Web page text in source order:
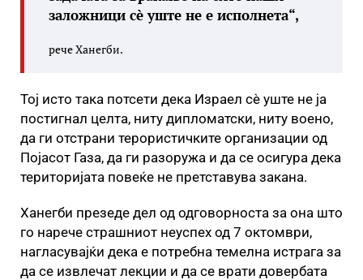
заложници сè уште не е исполнета“,
рече Ханегби.
Тој исто така потсети дека Израел сè уште не ја
постигнал целта, ниту дипломатски, ниту воено,
да ги отстрани терористичките организации од
Појасот Газа, да ги разоружа и да се осигура дека
територијата повеќе не претставува закана.
Ханегби презеде дел од одговорноста за она што
го нарече страшниот неуспех од 7 октомври,
нагласувајќи дека е потребна темелна истрага за
да се извлечат лекции и да се врати довербата